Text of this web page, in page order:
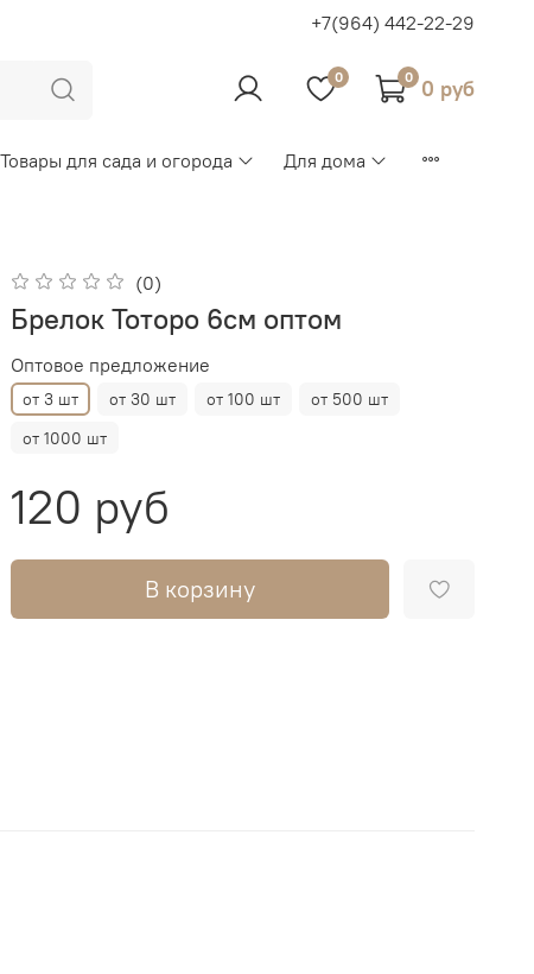
+7(964) 442-22-29
0 0 0 руб
Товары для сада и огорода Для дома
(0)
Брелок Тоторо 6см оптом
Оптовое предложение
от 3 шт от 30 шт от 100 шт
от 500 шт
от 1000 шт
120 руб
В корзину